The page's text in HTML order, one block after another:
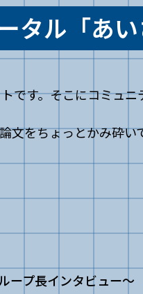
タル 「あ
です。そこにコミュ
をちょっとかみ砕い
ープ長インタビュー～